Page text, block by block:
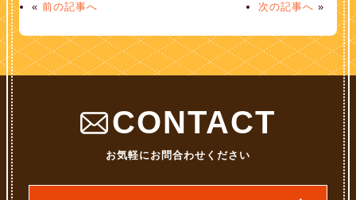
«前の記事へ 次の記事へ »
CONTACT
お気軽にお問合わせください